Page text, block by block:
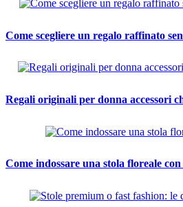
Come scegliere un regalo raffinato
Regali originali per donna accessori
Come indossare una stola floreale